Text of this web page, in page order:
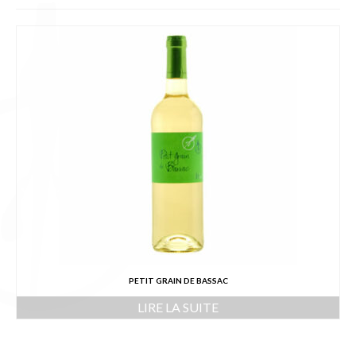
PETIT GRAIN DE BASSAC
LIRE LA SUITE